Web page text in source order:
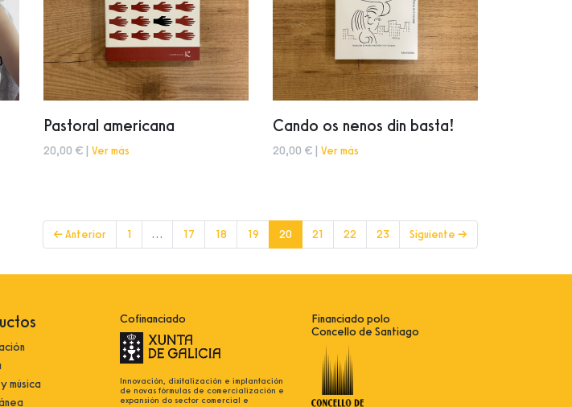
Pastoral americana
20,00 € | Ver más
Cando os nenos din basta!
20,00 € | Ver más
← Anterior 1 … 17 18 19 20(current)
21 22 23 Siguiente →
música
Cofinanciado
Innovación, dixitalización e implantación
de novas fórmulas de comercialización e
expansión do sector comercial e
Financiado polo
Concello de Santiago